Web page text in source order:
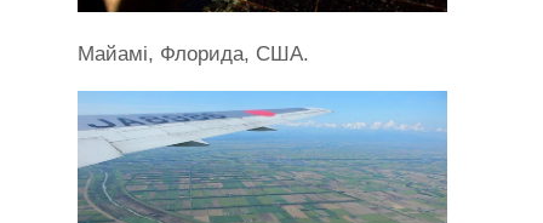
Майамі, Флорида, США.